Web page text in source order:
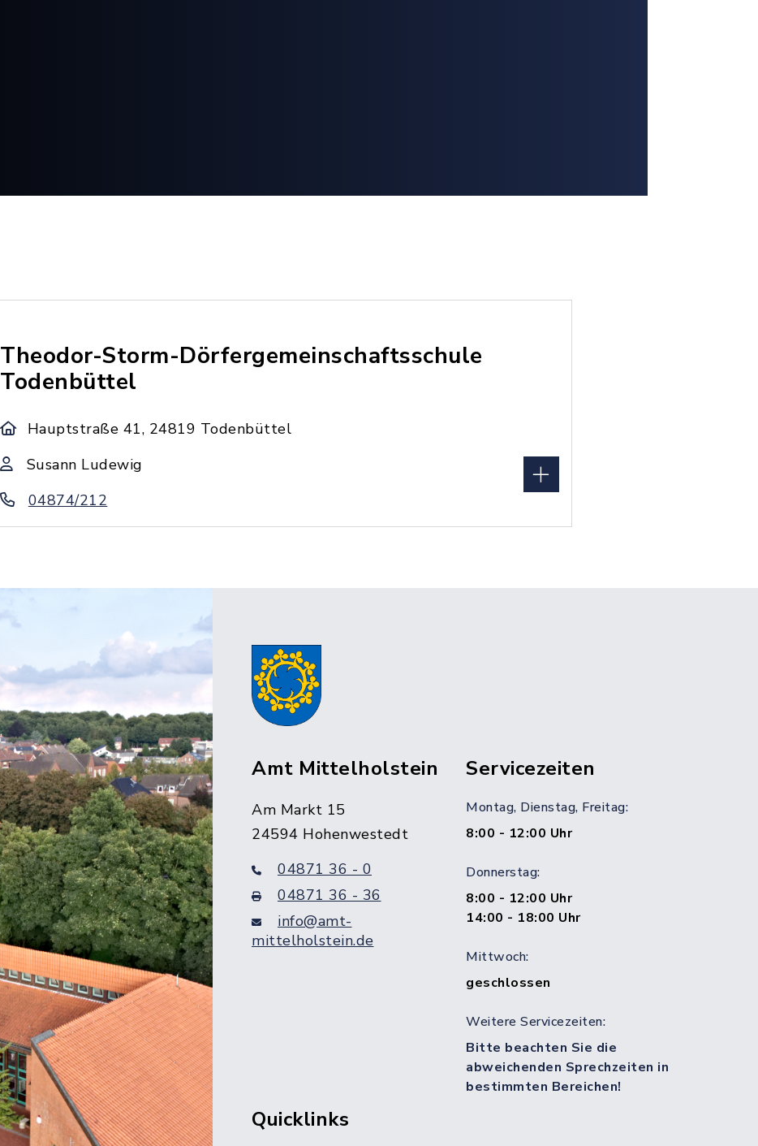
Theodor-Storm-Dörfergemeinschaftsschule
Todenbüttel
Hauptstraße 41, 24819 Todenbüttel
Susann Ludewig
04874/212
Amt Mittelholstein
Am Markt 15
24594 Hohenwestedt
04871 36 - 0
04871 36 - 36
info@amt-
mittelholstein.de
Servicezeiten
Montag, Dienstag, Freitag:
8:00 - 12:00 Uhr
Donnerstag:
8:00 - 12:00 Uhr
14:00 - 18:00 Uhr
Mittwoch:
geschlossen
Weitere Servicezeiten:
Bitte beachten Sie die
abweichenden Sprechzeiten in
bestimmten Bereichen!
Quicklinks